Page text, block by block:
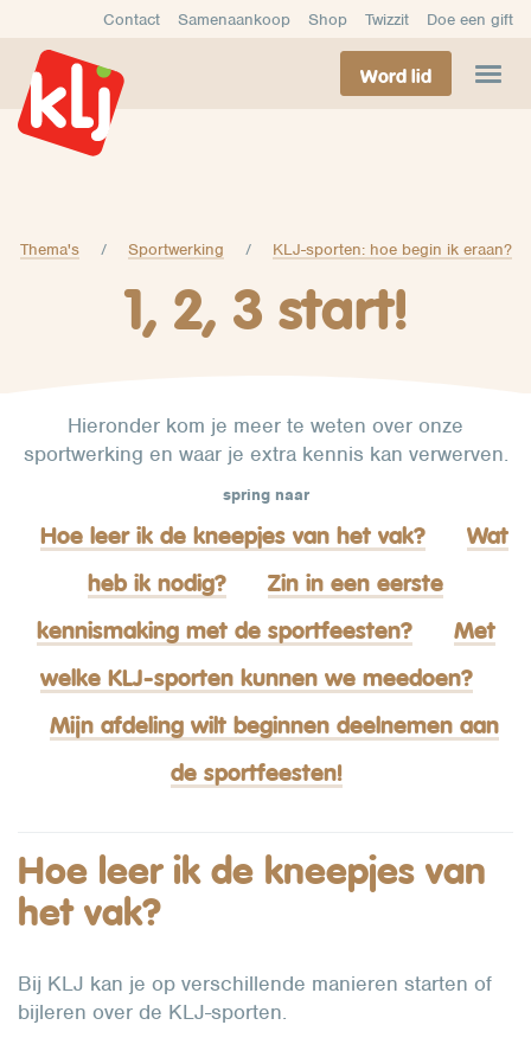
Contact Samenaankoop Shop Twizzit Doe een gift
Word lid
Thema's Sportwerking KLJ-sporten: hoe begin ik eraan?
1, 2, 3 start!
Hieronder kom je meer te weten over onze
sportwerking en waar je extra kennis kan verwerven.
spring naar
Hoe leer ik de kneepjes van het vak?
Wat
heb ik nodig?
Zin in een eerste
kennismaking met de sportfeesten?
Met
welke KLJ-sporten kunnen we meedoen?
Mijn afdeling wilt beginnen deelnemen aan
de sportfeesten!
Hoe leer ik de kneepjes van
het vak?
Bij KLJ kan je op verschillende manieren starten of
bijleren over de KLJ-sporten.